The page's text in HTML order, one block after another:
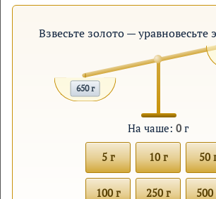
Взвесьте золото — уравновесьте
650 г
На чаше: 0 г
5 г 10 г 50
100 г 250 г 500